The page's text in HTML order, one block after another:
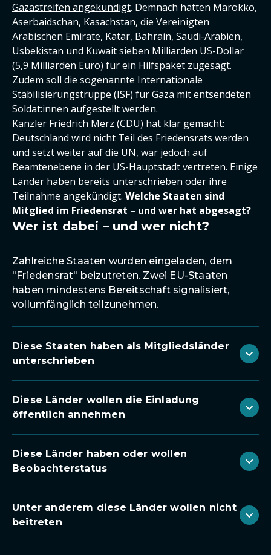
Gazastreifen angekündigt. Demnach hätten Marokko,
Aserbaidschan, Kasachstan, die Vereinigten
Arabischen Emirate, Katar, Bahrain, Saudi-Arabien,
Usbekistan und Kuwait sieben Milliarden US-Dollar
(5,9 Milliarden Euro) für ein Hilfspaket zugesagt.
Zudem soll die sogenannte Internationale
Stabilisierungstruppe (ISF) für Gaza mit entsendeten
Soldat:innen aufgestellt werden.
Kanzler Friedrich Merz (CDU) hat klar gemacht:
Deutschland wird nicht Teil des Friedensrats werden
und setzt weiter auf die UN, war jedoch auf
Beamtenebene in der US-Hauptstadt vertreten. Einige
Länder haben bereits unterschrieben oder ihre
Teilnahme angekündigt. Welche Staaten sind
Mitglied im Friedensrat – und wer hat abgesagt?
Wer ist dabei – und wer nicht?
Zahlreiche Staaten wurden eingeladen, dem
"Friedensrat" beizutreten. Zwei EU-Staaten
haben mindestens Bereitschaft signalisiert,
vollumfänglich teilzunehmen.
Diese Staaten haben als Mitgliedsländer
unterschrieben
Diese Länder wollen die Einladung
öffentlich annehmen
Diese Länder haben oder wollen
Beobachterstatus
Unter anderem diese Länder wollen nicht
beitreten